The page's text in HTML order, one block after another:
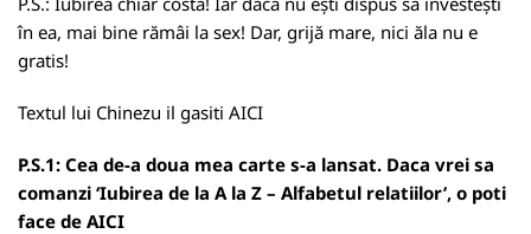
în ea, mai bine rămâi la sex! Dar, grijă mare, nici ăla nu e
gratis!
Textul lui Chinezu il gasiti AICI
P.S.1: Cea de-a doua mea carte s-a lansat. Daca vrei sa
comanzi ‘Iubirea de la A la Z – Alfabetul relatiilor’, o poti
face de AICI